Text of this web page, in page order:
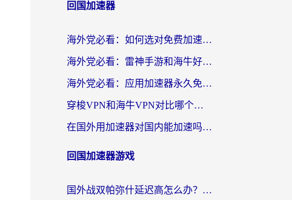
回国加速器
海外党必看：如何选对免费加速器，无缝访问国内资源不踩坑？
海外党必看：雷神手游和海牛好用吗？+3款热门加速器实测对比，附番茄加速器无缝回国指南
海外党必看：应用加速器永久免费版真的存在吗？教你选对回国加速器无缝刷国内资源
穿梭VPN和海牛VPN对比哪个回国效果更好？海外华人亲测3款热门加速器+避坑指南
在国外用加速器对国内能加速吗？海外党亲测有效的无缝访问指南
回国加速器游戏
国外战双帕弥什延迟高怎么办？2026海外畅玩国服游戏终极指南（附实测工具推荐）